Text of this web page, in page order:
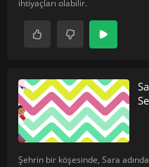
ihtiyaçları olabilir.
Şehrin bir köşesinde, Sara